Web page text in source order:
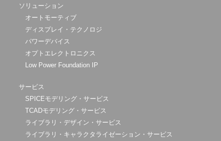
ソリューション
オートモーティブ
ディスプレイ・テクノロジ
パワーデバイス
オプトエレクトロニクス
Low Power Foundation IP
サービス
SPICEモデリング・サービス
TCADモデリング・サービス
ライブラリ・デザイン・サービス
ライブラリ・キャラクタライゼーション・サービス